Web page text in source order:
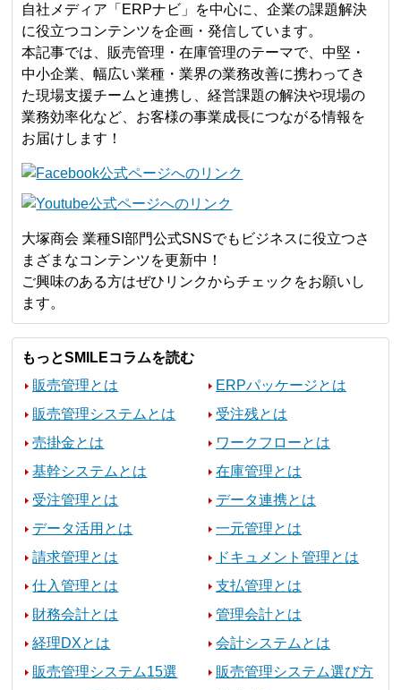
自社メディア「ERPナビ」を中心に、企業の課題解決
に役立つコンテンツを企画・発信しています。
本記事では、販売管理・在庫管理のテーマで、中堅・
中小企業、幅広い業種・業界の業務改善に携わってき
た現場支援チームと連携し、経営課題の解決や現場の
業務効率化など、お客様の事業成長につながる情報を
お届けします！
大塚商会 業種SI部門公式SNSでもビジネスに役立つさ
まざまなコンテンツを更新中！
ご興味のある方はぜひリンクからチェックをお願いし
ます。
もっとSMILEコラムを読む
販売管理とは
ERPパッケージとは
販売管理システムとは
受注残とは
売掛金とは
ワークフローとは
基幹システムとは
在庫管理とは
受注管理とは
データ連携とは
データ活用とは
一元管理とは
請求管理とは
ドキュメント管理とは
仕入管理とは
支払管理とは
財務会計とは
管理会計とは
経理DXとは
会計システムとは
販売管理システム15選
販売管理システム選び方